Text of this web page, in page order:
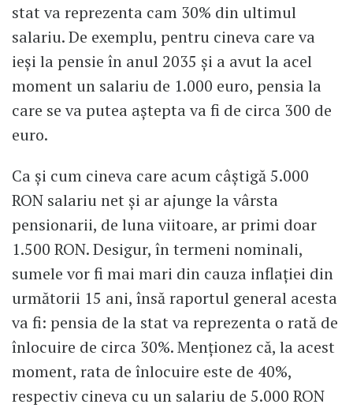
stat va reprezenta cam 30% din ultimul
salariu. De exemplu, pentru cineva care va
ieși la pensie în anul 2035 și a avut la acel
moment un salariu de 1.000 euro, pensia la
care se va putea aștepta va fi de circa 300 de
euro.
Ca și cum cineva care acum câștigă 5.000
RON salariu net și ar ajunge la vârsta
pensionarii, de luna viitoare, ar primi doar
1.500 RON. Desigur, în termeni nominali,
sumele vor fi mai mari din cauza inflației din
următorii 15 ani, însă raportul general acesta
va fi: pensia de la stat va reprezenta o rată de
înlocuire de circa 30%. Menționez că, la acest
moment, rata de înlocuire este de 40%,
respectiv cineva cu un salariu de 5.000 RON